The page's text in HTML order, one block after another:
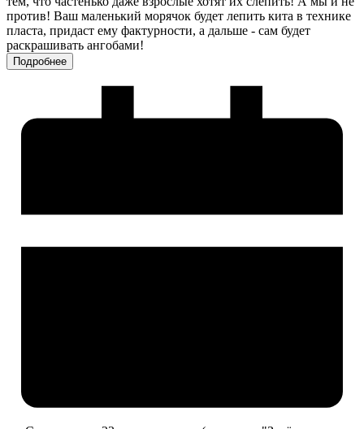
против! Ваш маленький морячок будет лепить кита в технике
пласта, придаст ему фактурности, а дальше - сам будет
раскрашивать ангобами!
Подробнее